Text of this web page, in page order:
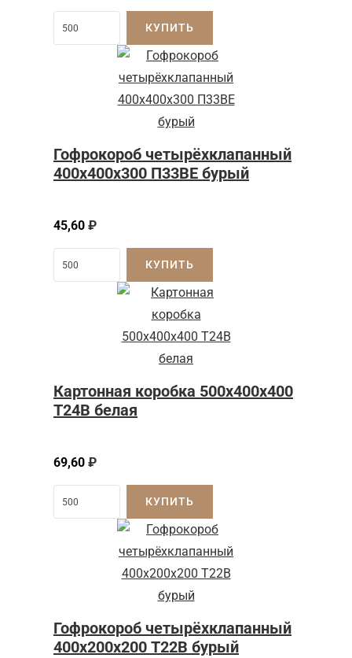
КУПИТЬ
Гофрокороб четырёхклапанный
400x400x300 П33BE бурый
45,60 ₽
КУПИТЬ
Картонная коробка 500x400x400
Т24B белая
69,60 ₽
КУПИТЬ
Гофрокороб четырёхклапанный
400х200х200 Т22В бурый